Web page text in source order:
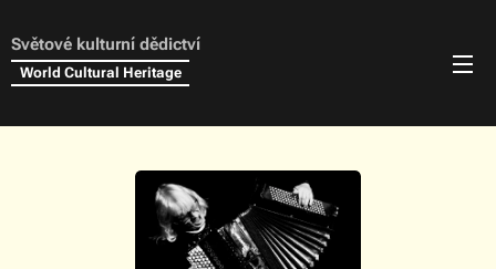
Světové kulturní dědictví
World Cultural Heritage